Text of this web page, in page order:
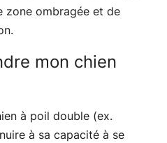
zone ombragée et de
mon chien
à poil double (ex.
à sa capacité à se